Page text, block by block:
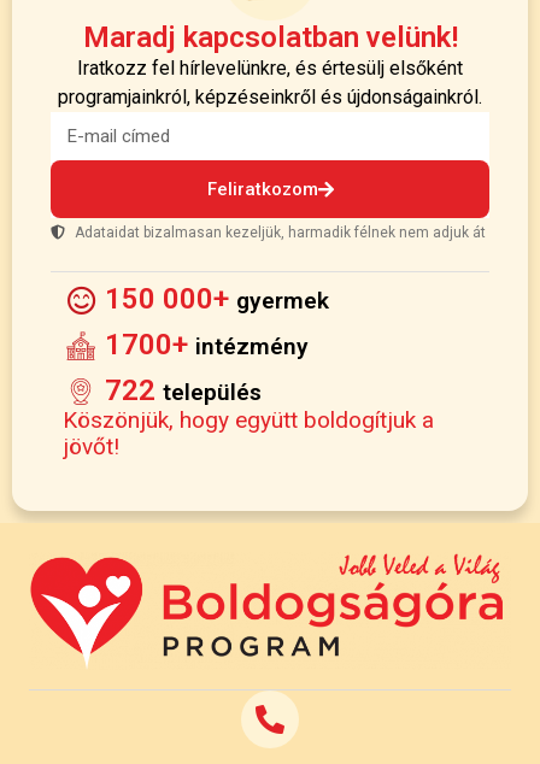
Maradj kapcsolatban velünk!
Iratkozz fel hírlevelünkre, és értesülj elsőként
programjainkról, képzéseinkről és újdonságainkról.
Feliratkozom
Adataidat bizalmasan kezeljük, harmadik félnek nem adjuk át
150 000+ gyermek
1700+ intézmény
722 település
Köszönjük, hogy együtt boldogítjuk a
jövőt!